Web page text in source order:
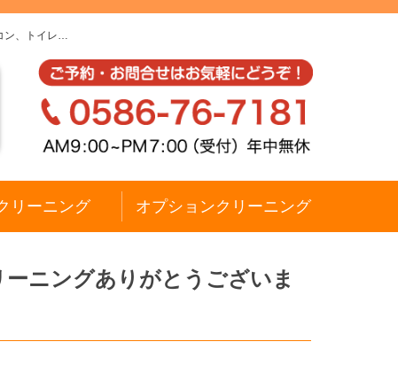
ン、トイレ…
リーニング オプションクリーニング
ニングありがとうございま